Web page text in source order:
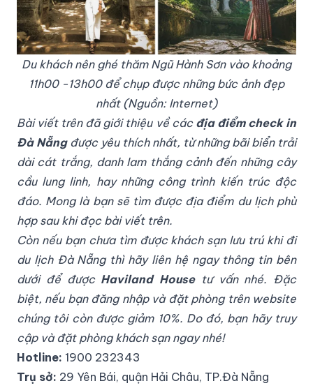
Du khách nên ghé thăm Ngũ Hành Sơn vào khoảng
11h00 -13h00 để chụp được những bức ảnh đẹp
nhất (Nguồn: Internet)
Bài viết trên đã giới thiệu về các địa điểm check in
Đà Nẵngđược yêu thích nhất, từ những bãi biển trải
dài cát trắng, danh lam thắng cảnh đến những cây
cầu lung linh, hay những công trình kiến trúc độc
đáo. Mong là bạn sẽ tìm được địa điểm du lịch phù
hợp sau khi đọc bài viết trên.
Còn nếu bạn chưa tìm được khách sạn lưu trú khi đi
du lịch Đà Nẵng thì hãy liên hệ ngay thông tin bên
dưới để được Haviland Housetư vấn nhé. Đặc
biệt, nếu bạn đăng nhập và đặt phòng trên website
chúng tôi còn được giảm 10%. Do đó, bạn hãy truy
cập và đặt phòng khách sạn ngay nhé!
Hotline: 1900 232343
Trụ sở: 29 Yên Bái, quận Hải Châu, TP.Đà Nẵng